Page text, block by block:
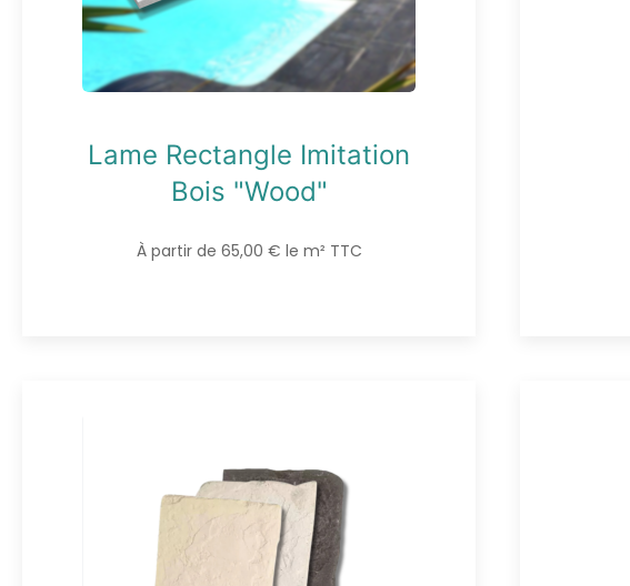
Lame Rectangle Imitation
Bois "Wood"
À partir de 65,00 € le m² TTC